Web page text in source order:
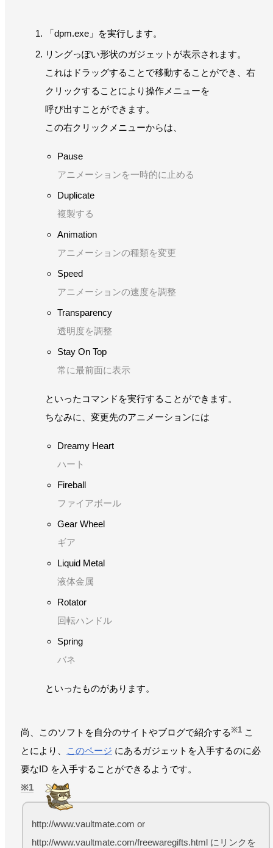
「dpm.exe」を実行します。
リングっぽい形状のガジェットが表示されます。
これはドラッグすることで移動することができ、右
クリックすることにより操作メニューを
呼び出すことができます。
この右クリックメニューからは、
Pause
アニメーションを一時的に止める
Duplicate
複製する
Animation
アニメーションの種類を変更
Speed
アニメーションの速度を調整
Transparency
透明度を調整
Stay On Top
常に最前面に表示
といったコマンドを実行することができます。
ちなみに、変更先のアニメーションには
Dreamy Heart
ハート
Fireball
ファイアボール
Gear Wheel
ギア
Liquid Metal
液体金属
Rotator
回転ハンドル
Spring
バネ
といったものがあります。
尚、このソフトを自分のサイトやブログで紹介する※1 こ
とにより、
このページ にあるガジェットを入手するのに必
要なID を入手することができるようです。
1
http://www.vaultmate.com or
http://www.vaultmate.com/freewaregifts.html にリンクを